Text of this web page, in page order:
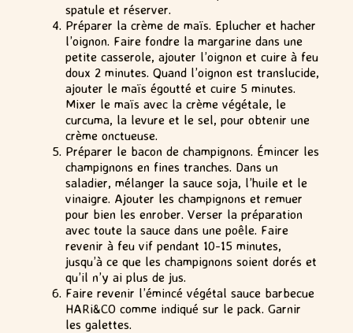
spatule et réserver.
Préparer la crème de maïs. Eplucher et hacher
l’oignon. Faire fondre la margarine dans une
petite casserole, ajouter l’oignon et cuire à feu
doux 2 minutes. Quand l’oignon est translucide,
ajouter le maïs égoutté et cuire 5 minutes.
Mixer le maïs avec la crème végétale, le
curcuma, la levure et le sel, pour obtenir une
crème onctueuse.
Préparer le bacon de champignons. Émincer les
champignons en fines tranches. Dans un
saladier, mélanger la sauce soja, l’huile et le
vinaigre. Ajouter les champignons et remuer
pour bien les enrober. Verser la préparation
avec toute la sauce dans une poêle. Faire
revenir à feu vif pendant 10-15 minutes,
jusqu’à ce que les champignons soient dorés et
qu’il n’y ai plus de jus.
Faire revenir l’émincé végétal sauce barbecue
HARi&CO comme indiqué sur le pack. Garnir
les galettes.